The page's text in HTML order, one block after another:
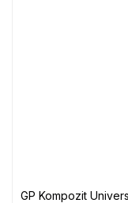
GP Kompozit